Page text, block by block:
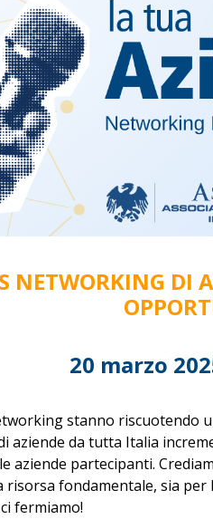
NETWORKING DI
20 marzo
stanno riscuotendo
aziende da tutta Italia
aziende partecipanti.
risorsa fondamentale, sia
fermiamo!